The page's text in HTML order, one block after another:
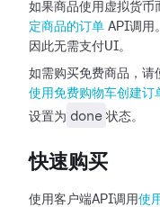
如果商品使用虚拟货币
定商品的订单 API调用
因此无需支付UI。
如需购买免费商品，请
使用免费购物车创建订
设置为 done 状态。
快速购买
使用客户端API调用使